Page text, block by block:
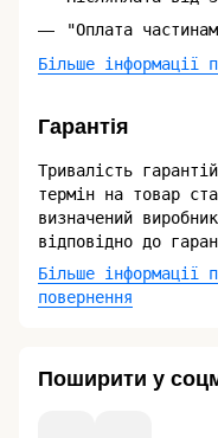
"Оплата
Більше інформації
Гарантія
Тривалість
термін на товар
визначений
відповідно до
Більше інформації
повернення
Поширити у